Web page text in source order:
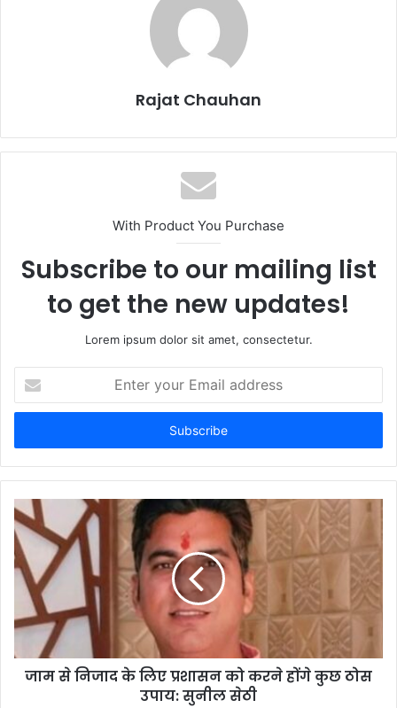
Rajat Chauhan
With Product You Purchase
Subscribe to our mailing list
to get the new updates!
Lorem ipsum dolor sit amet, consectetur.
your
Email
जाम से निजाद के लिए प्रशासन को करने होंगे कुछ ठोस
उपाय: सुनील सेठी